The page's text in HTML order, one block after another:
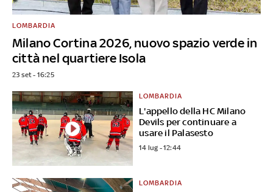
Milano Cortina 2026, nuovo spazio verde in
città nel quartiere Isola
LOMBARDIA
23 set - 16:25
L'appello della HC Milano
Devils per continuare a
usare il Palasesto
LOMBARDIA
14 lug - 12:44
LOMBARDIA